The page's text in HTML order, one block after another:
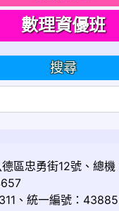
數理資優班
搜尋
區忠勇街12號、總
、統一編號：